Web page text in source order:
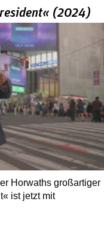
(2024)
Horwaths großartiger
ist jetzt mit